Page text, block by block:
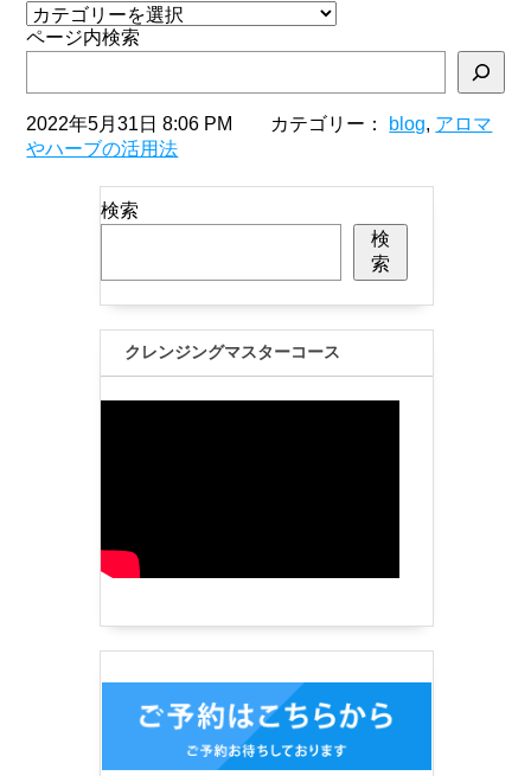
ページ内検索
2022年5月31日 8:06 PM カテゴリー： blog, アロマ
やハーブの活用法
検索
検
索
クレンジングマスターコース